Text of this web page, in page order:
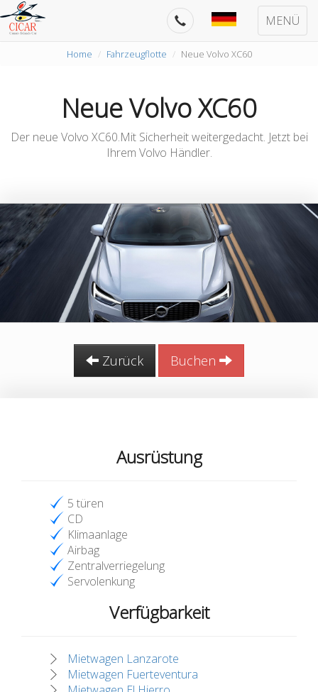
MENÜ
Home Fahrzeugflotte Neue Volvo XC60
Neue Volvo XC60
Der neue Volvo XC60.Mit Sicherheit weitergedacht. Jetzt bei
Ihrem Volvo Händler.
Zurück Buchen
Ausrüstung
5 türen
CD
Klimaanlage
Airbag
Zentralverriegelung
Servolenkung
Verfügbarkeit
Mietwagen Lanzarote
Mietwagen Fuerteventura